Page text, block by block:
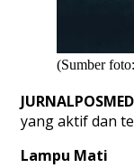
(Sumber
yang aktif dan
Lampu Mati